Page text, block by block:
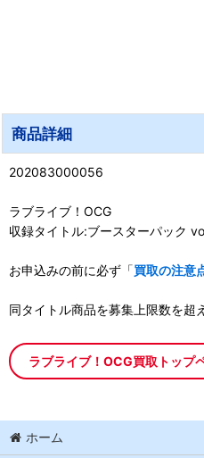
商品詳細
202083000056
ラブライブ！OCG
収録タイトル:ブースターパック
お申込みの前に必ず「買取の注意
同タイトル商品を募集上限数を超
ラブライブ！OCG買取トップ
ホーム